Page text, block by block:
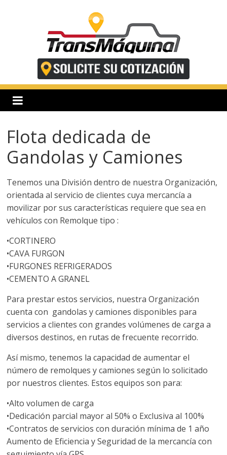
r
a
n
s
m
a
q
u
i
n
a
–
T
Flota dedicada de
Gandolas y Camiones
Tenemos una División dentro de nuestra Organización,
orientada al servicio de clientes cuya mercancía a
movilizar por sus características requiere que sea en
vehículos con Remolque tipo :
•CORTINERO
•CAVA FURGON
•FURGONES REFRIGERADOS
•CEMENTO A GRANEL
Para prestar estos servicios, nuestra Organización
cuenta con gandolas y camiones disponibles para
servicios a clientes con grandes volúmenes de carga a
diversos destinos, en rutas de frecuente recorrido.
Así mismo, tenemos la capacidad de aumentar el
número de remolques y camiones según lo solicitado
por nuestros clientes. Estos equipos son para:
•Alto volumen de carga
•Dedicación parcial mayor al 50% o Exclusiva al 100%
•Contratos de servicios con duración mínima de 1 año
Aumento de Eficiencia y Seguridad de la mercancía con